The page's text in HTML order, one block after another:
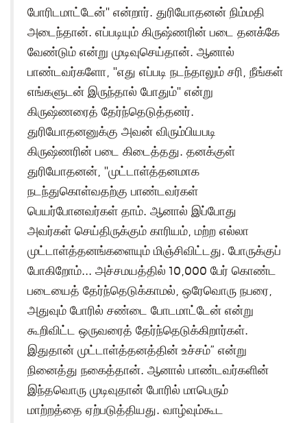
போரிடமாட்டேன்" என்றார். துரியோதனன் நிம்மதி
அடைந்தான். எப்படியும் கிருஷ்ணரின் படை தனக்கே
வேண்டும் என்று முடிவுசெய்தான். ஆனால்
பாண்டவர்களோ, "எது எப்படி நடந்தாலும் சரி, நீங்கள்
எங்களுடன் இருந்தால் போதும்" என்று
கிருஷ்ணரைத் தேர்ந்தெடுத்தனர்.
துரியோதனனுக்கு அவன் விரும்பியபடி
கிருஷ்ணரின் படை கிடைத்தது. தனக்குள்
துரியோதனன், "முட்டாள்த்தனமாக
நடந்துகொள்வதற்கு பாண்டவர்கள்
பெயர்போனவர்கள் தாம். ஆனால் இப்போது
அவர்கள் செய்திருக்கும் காரியம், மற்ற எல்லா
முட்டாள்த்தனங்களையும் மிஞ்சிவிட்டது. போருக்குப்
போகிறோம்... அச்சமயத்தில் 10,000 பேர் கொண்ட
படையைத் தேர்ந்தெடுக்காமல், ஒரேவொரு நபரை,
அதுவும் போரில் சண்டை போடமாட்டேன் என்று
கூறிவிட்ட ஒருவரைத் தேர்ந்தெடுக்கிறார்கள்.
இதுதான் முட்டாள்த்தனத்தின் உச்சம்” என்று
நினைத்து நகைத்தான். ஆனால் பாண்டவர்களின்
இந்தவொரு முடிவுதான் போரில் மாபெரும்
மாற்றத்தை ஏற்படுத்தியது. வாழ்வும்கூட